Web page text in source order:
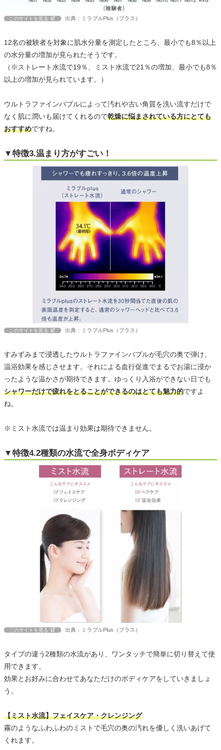
このサイトを見る 出典：ミラブルPlus（プラス）
12名の被験者を対象に肌水分量を測定したところ、最小でも8％以上
の水分量の増加が見られたそうです。
（※ストレート水流で19％、ミスト水流で21％の増加、最小でも8％
以上の増加が見られています。）
ウルトラファインバブルによって汚れや古い角質を洗い流すだけで
なく肌に潤いも届けてくれるので乾燥に悩まされている方にとても
おすすめですね。
▼特徴3.温まり方がすごい！
このサイトを見る 出典：ミラブルPlus（プラス）
すみずみまで浸透したウルトラファインバブルが毛穴の奥で弾け、
温浴効果を感じさせます。それによる血行促進でまるでお湯に浸か
ったような温かさが期待できます。ゆっくり入浴ができない日でも
シャワーだけで疲れをとることができるのはとても魅力的ですよ
ね。
※ミスト水流では温まり効果は期待できません。
▼特徴4.2種類の水流で全身ボディケア
このサイトを見る 出典：ミラブルPlus（プラス）
タイプの違う2種類の水流があり、ワンタッチで簡単に切り替えて使
用できます。
効果とお好みに合わせてあなただけのボディケアをしていきましょ
う。
【ミスト水流】フェイスケア・クレンジング
霧のようなふわふわのミストで毛穴の奥の汚れを優しく洗いあげて
くれます。